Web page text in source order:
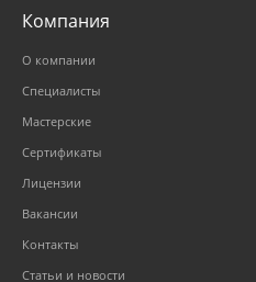
Компания
О компании
Специалисты
Мастерские
Сертификаты
Лицензии
Вакансии
Контакты
Статьи и новости